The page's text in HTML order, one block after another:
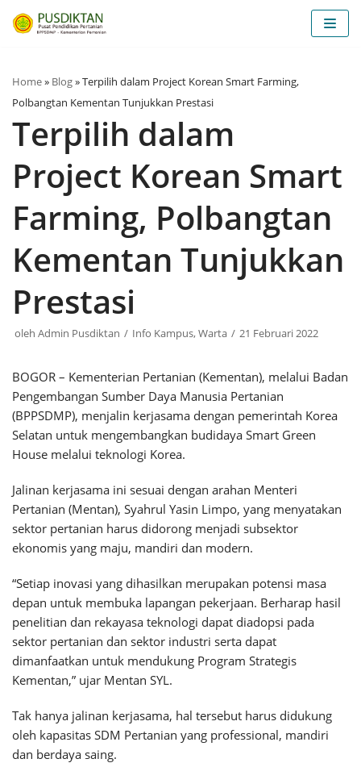
Lompat
ke
Home» Blog»Terpilih dalam Project Korean Smart Farming,
Polbangtan Kementan Tunjukkan Prestasi
Terpilih dalam
Project Korean Smart
Farming, Polbangtan
Kementan Tunjukkan
Prestasi
oleh Admin Pusdiktan Info Kampus,Warta 21 Februari 2022
BOGOR – Kementerian Pertanian (Kementan), melalui Badan
Pengembangan Sumber Daya Manusia Pertanian
(BPPSDMP), menjalin kerjasama dengan pemerintah Korea
Selatan untuk mengembangkan budidaya Smart Green
House melalui teknologi Korea.
Jalinan kerjasama ini sesuai dengan arahan Menteri
Pertanian (Mentan), Syahrul Yasin Limpo, yang menyatakan
sektor pertanian harus didorong menjadi subsektor
ekonomis yang maju, mandiri dan modern.
“Setiap inovasi yang dihasilkan merupakan potensi masa
depan untuk membuka lapangan pekerjaan. Berharap hasil
penelitian dan rekayasa teknologi dapat diadopsi pada
sektor pertanian dan sektor industri serta dapat
dimanfaatkan untuk mendukung Program Strategis
Kementan,” ujar Mentan SYL.
Tak hanya jalinan kerjasama, hal tersebut harus didukung
oleh kapasitas SDM Pertanian yang professional, mandiri
dan berdaya saing.